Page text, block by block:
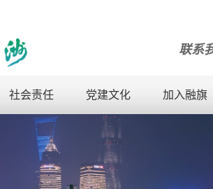
联系
社会责任 党建文化 加入融旗